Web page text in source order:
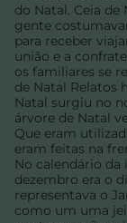
do Natal. Ceia de
gente
para receber
união e a
os familiares se
de Natal Relatos
Natal surgiu no
árvore de Natal
Que eram
eram feitas na
No calendário
dezembro era o
representava o
como um uma